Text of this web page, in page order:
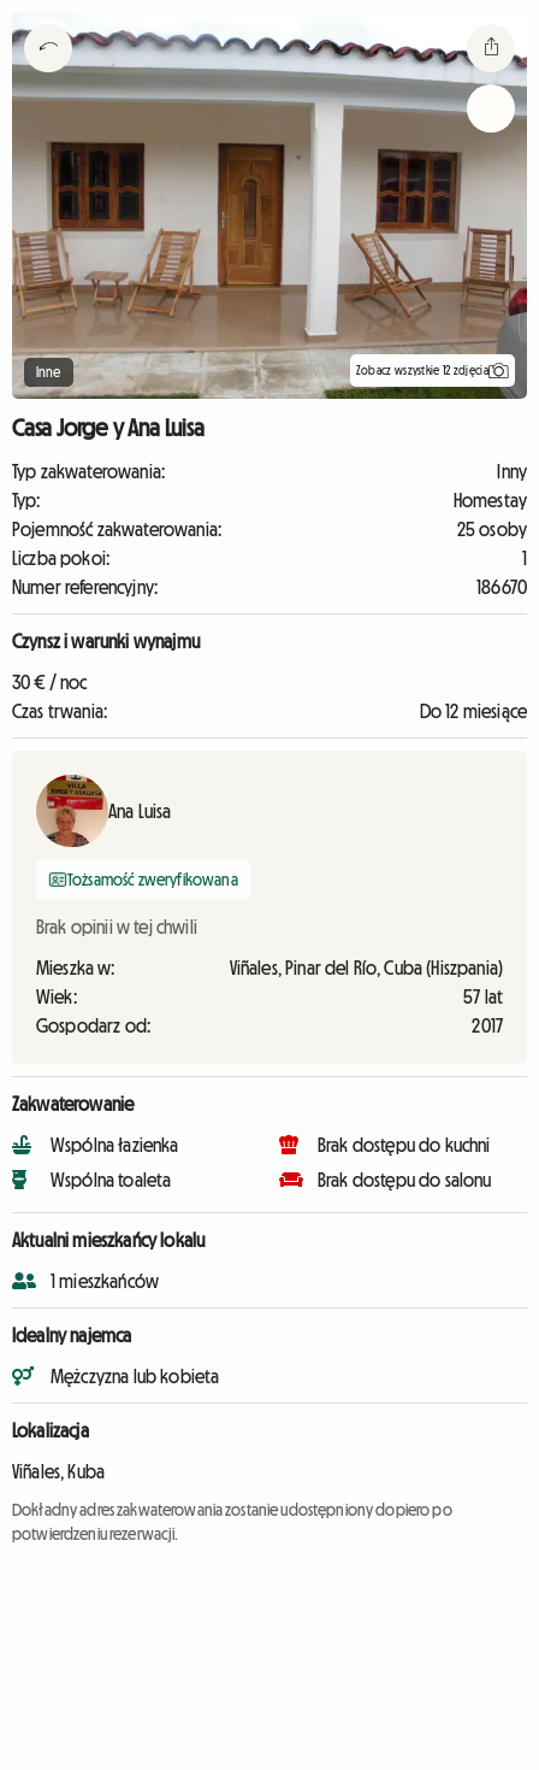
Inne Zobacz wszystkie 12 zdjęcia
Casa Jorge y Ana Luisa
Typ zakwaterowania:
Inny
Typ:
Homestay
Pojemność zakwaterowania:
25 osoby
Liczba pokoi:
1
Numer referencyjny:
186670
Czynsz i warunki wynajmu
30 € / noc
Czas trwania:
Do 12 miesiące
Ana Luisa
Tożsamość zweryfikowana
Brak opinii w tej chwili
Mieszka w:
Viñales, Pinar del Río, Cuba (Hiszpania)
Wiek:
57 lat
Gospodarz od:
2017
Zakwaterowanie
Wspólna łazienka
Wspólna toaleta
Brak dostępu do kuchni
Brak dostępu do salonu
Aktualni mieszkańcy lokalu
1 mieszkańców
Idealny najemca
Mężczyzna lub kobieta
Lokalizacja
Viñales, Kuba
Dokładny adres zakwaterowania zostanie udostępniony dopiero po
potwierdzeniu rezerwacji.